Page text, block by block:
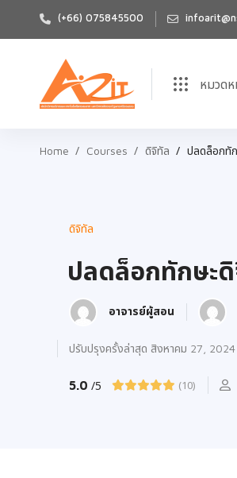
(+66) 075845500
หมวด
Home Courses ดิจิทัล ปลดล็อกทั
ดิจิทัล
ปลดล็อกทักษะ
อาจารย์ผู้สอน
ปรับปรุงครั้งล่าสุด สิงหาคม 27, 2024
5.0 /5 (10)